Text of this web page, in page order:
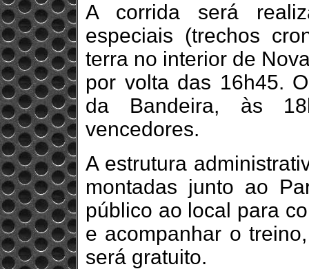
A corrida será
especiais (trechos
terra no interior de
por volta das 16h45.
da Bandeira, às
vencedores.
A estrutura
montadas junto ao
público ao local para
e acompanhar o
será gratuito.